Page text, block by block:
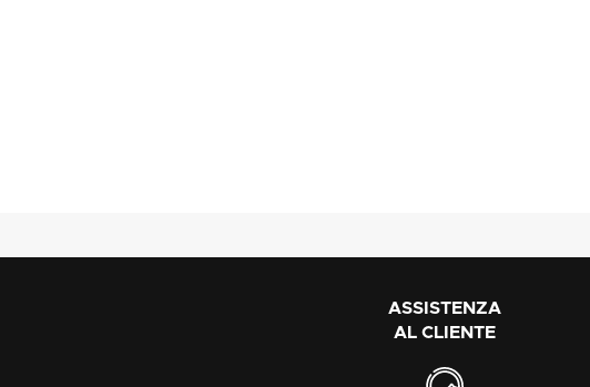
ASSISTENZA
AL CLIENTE